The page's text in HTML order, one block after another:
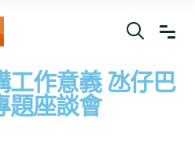
工作意義 氹仔巴
題座談會